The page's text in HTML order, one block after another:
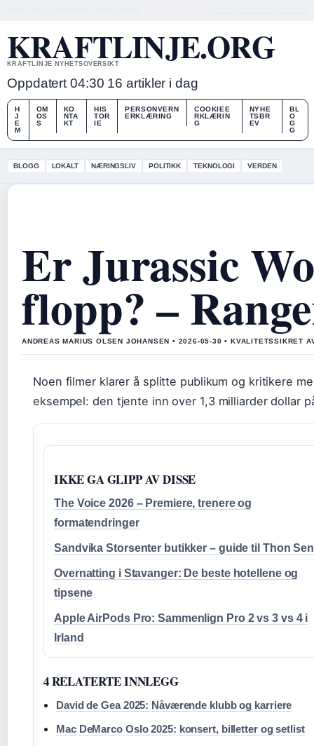
KRAFTLINJE.ORG
KRAFTLINJE NYHETSOVERSIKT
Oppdatert 04:30 16 artikler i dag
H
J
E
M
OM
OS
S
KO
NTA
KT
HIS
TOR
IE
PERSONVERN
ERKLÆRING
COOKIEE
RKLÆRIN
G
NYHE
TSBR
EV
BL
O
G
G
BLOGG LOKALT NÆRINGSLIV POLITIKK TEKNOLOGI VERDEN
Er Jurassic
flopp? –
ANDREAS MARIUS OLSEN JOHANSEN • 2026-05-30 • KVALITETSSIKRET
Noen filmer klarer å splitte publikum og kritikere
eksempel: den tjente inn over 1,3 milliarder dollar
IKKE GA GLIPP AV DISSE
The Voice 2026 – Premiere, trenere og
formatendringer
Sandvika Storsenter butikker – guide til Thon
Overnatting i Stavanger: De beste hotellene og
tipsene
Apple AirPods Pro: Sammenlign Pro 2 vs 3 vs 4 i
Irland
4 RELATERTE INNLEGG
David de Gea 2025: Nåværende klubb og karriere
Mac DeMarco Oslo 2025: konsert, billetter og setlist